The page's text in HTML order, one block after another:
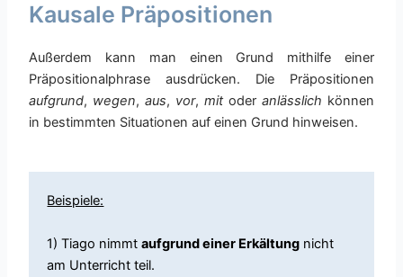
Kausale Präpositionen
Außerdem kann man einen Grund mithilfe einer
Präpositionalphrase ausdrücken. Die Präpositionen
aufgrund, wegen,aus, vor, mitoder anlässlich können
in bestimmten Situationen auf einen Grund hinweisen.
Beispiele:
1) Tiago nimmtaufgrund einer Erkältung nicht
am Unterricht teil.